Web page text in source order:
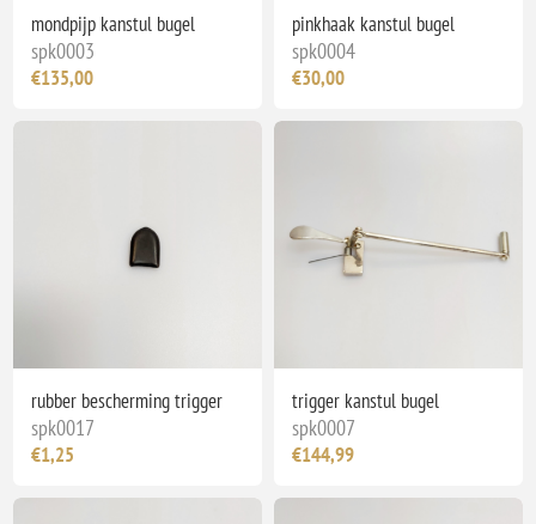
mondpijp kanstul bugel
spk0003
€135,00
pinkhaak kanstul bugel
spk0004
€30,00
rubber bescherming trigger
spk0017
€1,25
trigger kanstul bugel
spk0007
€144,99